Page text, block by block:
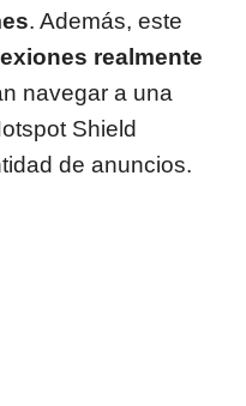
. Además, este
realmente
navegar a una
Shield
de anuncios.